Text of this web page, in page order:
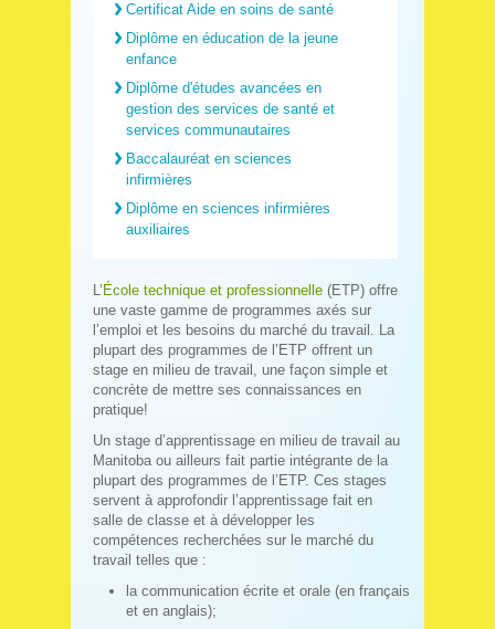
Certificat Aide en soins de santé
Diplôme en éducation de la jeune
enfance
Diplôme d'études avancées en
gestion des services de santé et
services communautaires
Baccalauréat en sciences
infirmières
Diplôme en sciences infirmières
auxiliaires
L’ École technique et professionnelle (ETP) offre
une vaste gamme de programmes axés sur
l’emploi et les besoins du marché du travail. La
plupart des programmes de l’ETP offrent un
stage en milieu de travail, une façon simple et
concrète de mettre ses connaissances en
pratique!
Un stage d’apprentissage en milieu de travail au
Manitoba ou ailleurs fait partie intégrante de la
plupart des programmes de l’ETP. Ces stages
servent à approfondir l’apprentissage fait en
salle de classe et à développer les
compétences recherchées sur le marché du
travail telles que :
la communication écrite et orale (en français
et en anglais);